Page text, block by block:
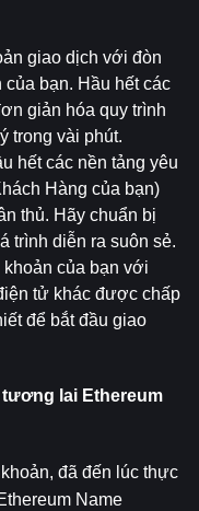
giao dịch với đòn
của bạn. Hầu hết các
giản hóa quy trình
trong vài phút.
hết các nền tảng yêu
Hàng của bạn)
thủ. Hãy chuẩn bị
trình diễn ra suôn sẻ.
khoản của bạn với
tử khác được chấp
để bắt đầu giao
lai Ethereum
đã đến lúc thực
Name